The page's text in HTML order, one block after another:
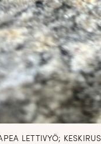
LETTIVYÖ;